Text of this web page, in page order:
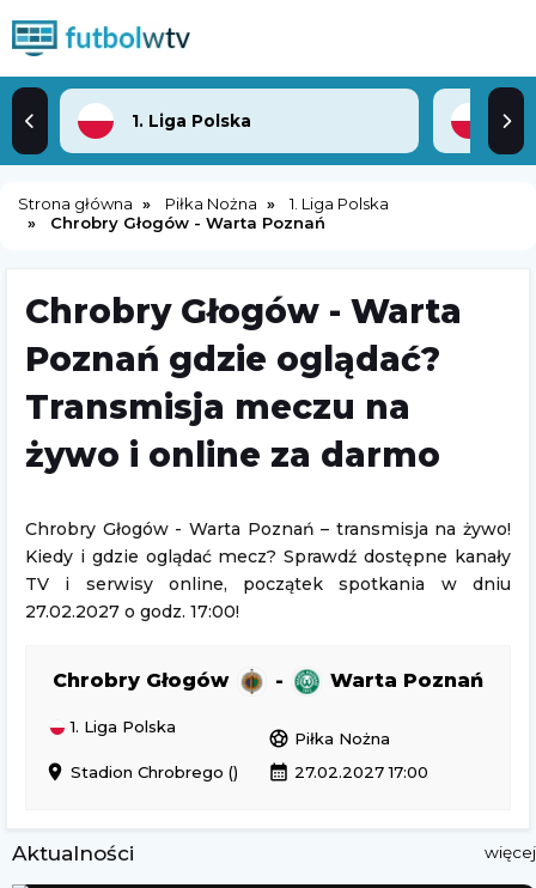
1. Liga Polska 3.
Strona główna Piłka Nożna
1. Liga Polska
Chrobry Głogów - Warta Poznań
Chrobry Głogów - Warta
Poznań gdzie oglądać?
Transmisja meczu na
żywo i online za darmo
Chrobry Głogów - Warta Poznań – transmisja na żywo!
Kiedy i gdzie oglądać mecz? Sprawdź dostępne kanały
TV i serwisy online, początek spotkania w dniu
27.02.2027 o godz. 17:00!
Chrobry Głogów - Warta Poznań
1. Liga Polska
sports_soccer Piłka Nożna
location_on Stadion Chrobrego () calendar_month 27.02.2027 17:00
Aktualności więcej